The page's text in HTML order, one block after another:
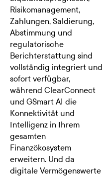
Risikomanagement,
Zahlungen, Saldierung,
Abstimmung und
regulatorische
Berichterstattung sind
vollständig integriert und
sofort verfügbar,
während ClearConnect
und GSmart AI die
Konnektivität und
Intelligenz in Ihrem
gesamten
Finanzökosystem
erweitern. Und da
digitale Vermögenswerte